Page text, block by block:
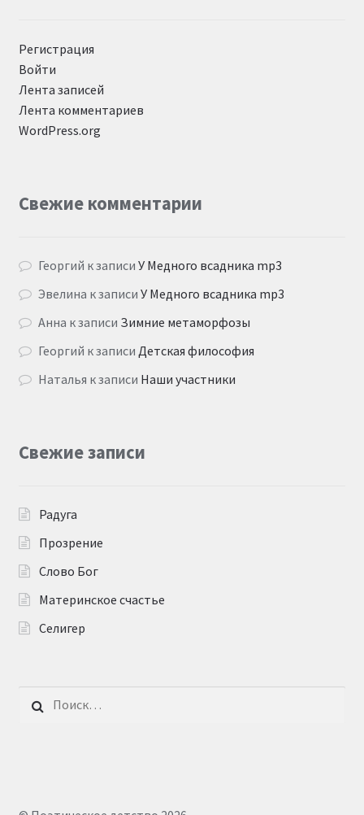
Регистрация
Войти
Лента записей
Лента комментариев
WordPress.org
Свежие комментарии
Георгий к записиУ Медного всадника mp3
Эвелина к записиУ Медного всадника mp3
Анна к записи Зимние метаморфозы
Георгий к записи Детская философия
Наталья к записи Наши участники
Свежие записи
Радуга
Прозрение
Слово Бог
Материнское счастье
Селигер
Найти: